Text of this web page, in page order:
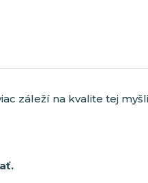
záleží na kvalite tej